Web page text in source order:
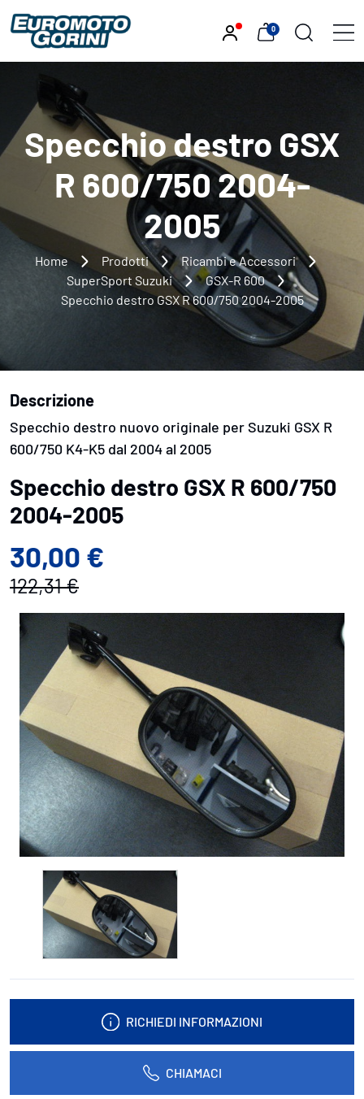
0
Specchio destro GSX
R 600/750 2004-
2005
Home Prodotti
Ricambi e Accessori
SuperSport Suzuki
GSX-R 600
Specchio destro GSX R 600/750 2004-2005
Specchio destro GSX R 600/750
2004-2005
30,00 €
122,31 €
Descrizione
Specchio destro nuovo originale per Suzuki GSX R
600/750 K4-K5 dal 2004 al 2005
RICHIEDI INFORMAZIONI
CHIAMACI